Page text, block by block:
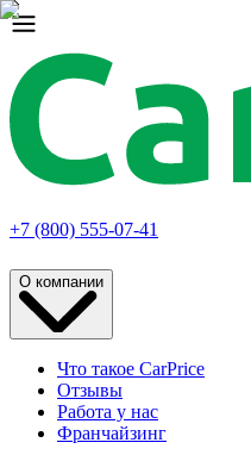
+7 (800) 555-07-41
О компании
Что такое CarPrice
Отзывы
Работа у нас
Франчайзинг